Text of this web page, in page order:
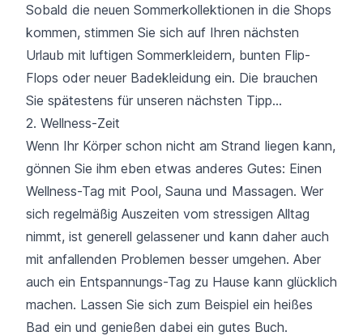
Sobald die neuen Sommerkollektionen in die Shops
kommen, stimmen Sie sich auf Ihren nächsten
Urlaub mit luftigen Sommerkleidern, bunten Flip-
Flops oder neuer Badekleidung ein. Die brauchen
Sie spätestens für unseren nächsten Tipp…
2. Wellness-Zeit
Wenn Ihr Körper schon nicht am Strand liegen kann,
gönnen Sie ihm eben etwas anderes Gutes: Einen
Wellness-Tag mit Pool, Sauna und Massagen. Wer
sich regelmäßig Auszeiten vom stressigen Alltag
nimmt, ist generell gelassener und kann daher auch
mit anfallenden Problemen besser umgehen. Aber
auch ein Entspannungs-Tag zu Hause kann glücklich
machen. Lassen Sie sich zum Beispiel ein heißes
Bad ein und genießen dabei ein gutes Buch.